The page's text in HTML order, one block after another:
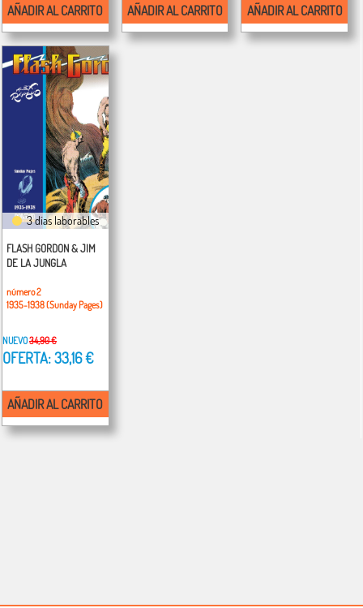
AÑADIR AL CARRITO AÑADIR AL CARRITO AÑADIR AL CARRITO
3 días laborables
FLASH GORDON & JIM
DE LA JUNGLA
número 2
1935-1938 (Sunday Pages)
NUEVO34,90 €
OFERTA: 33,16 €
AÑADIR AL CARRITO